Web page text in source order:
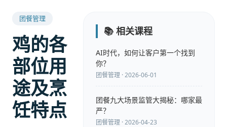
团餐管理
鸡的各
部位用
途及烹
饪特点
📚 相关课程
AI时代，如何让客户第一个找到
你？
团餐管理 · 2026-06-01
团餐九大场景监管大揭秘：哪家最
严？
团餐管理 · 2026-04-23